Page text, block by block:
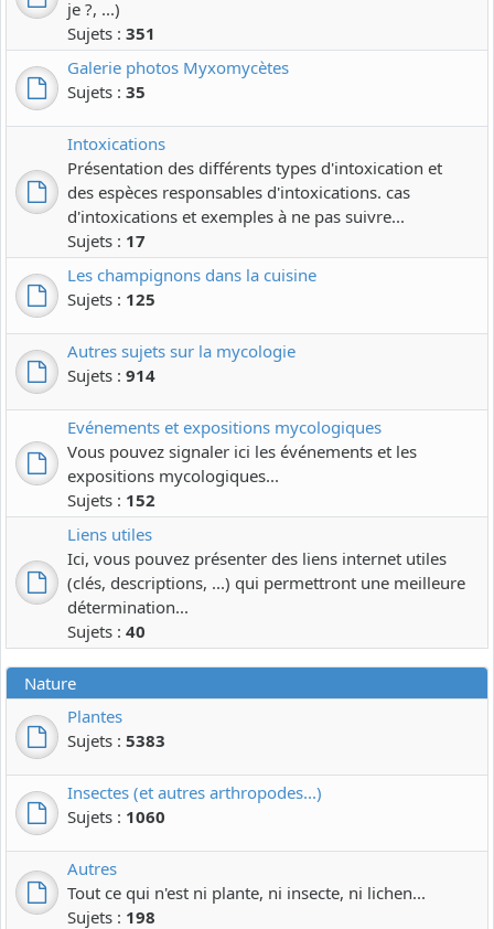
je ?, ...)
Sujets : 351
Galerie photos Myxomycètes
Sujets : 35
Intoxications
Présentation des différents types d'intoxication et
des espèces responsables d'intoxications. cas
d'intoxications et exemples à ne pas suivre...
Sujets : 17
Les champignons dans la cuisine
Sujets : 125
Autres sujets sur la mycologie
Sujets : 914
Evénements et expositions mycologiques
Vous pouvez signaler ici les événements et les
expositions mycologiques...
Sujets : 152
Liens utiles
Ici, vous pouvez présenter des liens internet utiles
(clés, descriptions, ...) qui permettront une meilleure
détermination...
Sujets : 40
Nature
Plantes
Sujets : 5383
Insectes (et autres arthropodes...)
Sujets : 1060
Autres
Tout ce qui n'est ni plante, ni insecte, ni lichen...
Sujets : 198